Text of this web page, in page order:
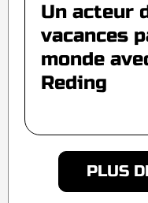
Un acteur
vacances
monde
Reding
PLUS